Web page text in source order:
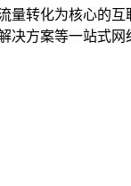
量转化为核心的
决方案等一站式网